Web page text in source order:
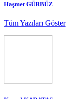
Haşmet GÜRBÜZ
Tüm Yazıları Göster